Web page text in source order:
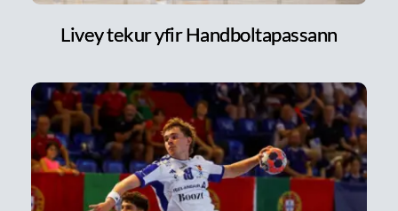
Livey tekur yfir Handboltapassann